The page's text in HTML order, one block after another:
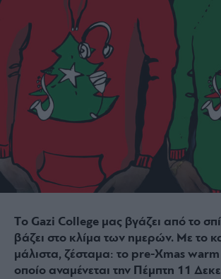
Τo Gazi College μας βγάζει από το
βάζει στο κλίμα των ημερών. Με το
μάλιστα, ζέσταμα: το pre-Xmas
οποίο αναμένεται την Πέμπτη 11